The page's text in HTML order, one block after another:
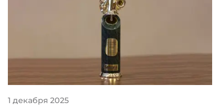
1 декабря 2025